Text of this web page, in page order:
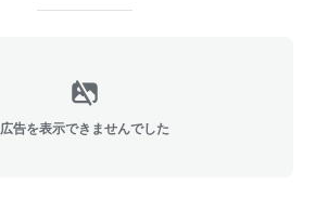
広告を表示できませんでした